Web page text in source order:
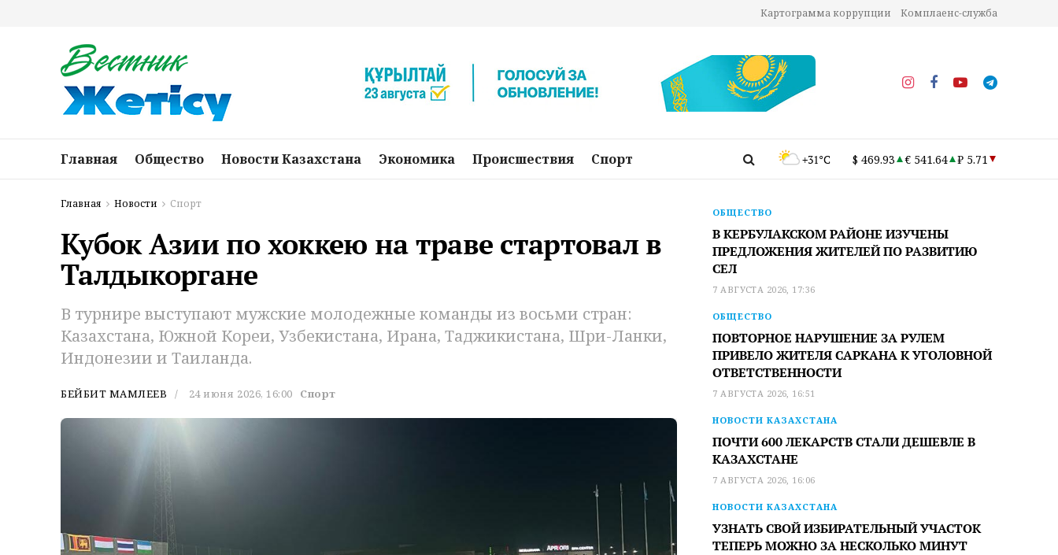
Картограмма коррупции Комплаенс-служба
Главная Общество Новости Казахстана Экономика Происшествия Спорт +31°C $ 469.93 € 541.64 ₽ 5.71
Главная Новости Спорт
Кубок Азии по хоккею на траве стартовал в
Талдыкоргане
В турнире выступают мужские молодежные команды из восьми стран:
Казахстана, Южной Кореи, Узбекистана, Ирана, Таджикистана, Шри-Ланки,
Индонезии и Таиланда.
БЕЙБИТ МАМЛЕЕВ 24 июня 2026, 16:00 Спорт
ОБЩЕСТВО
В КЕРБУЛАКСКОМ РАЙОНЕ ИЗУЧЕНЫ
ПРЕДЛОЖЕНИЯ ЖИТЕЛЕЙ ПО РАЗВИТИЮ
СЕЛ
7 АВГУСТА 2026, 17:36
ОБЩЕСТВО
ПОВТОРНОЕ НАРУШЕНИЕ ЗА РУЛЕМ
ПРИВЕЛО ЖИТЕЛЯ САРКАНА К УГОЛОВНОЙ
ОТВЕТСТВЕННОСТИ
7 АВГУСТА 2026, 16:51
НОВОСТИ КАЗАХСТАНА
ПОЧТИ 600 ЛЕКАРСТВ СТАЛИ ДЕШЕВЛЕ В
КАЗАХСТАНЕ
7 АВГУСТА 2026, 16:06
НОВОСТИ КАЗАХСТАНА
УЗНАТЬ СВОЙ ИЗБИРАТЕЛЬНЫЙ УЧАСТОК
ТЕПЕРЬ МОЖНО ЗА НЕСКОЛЬКО МИНУТ